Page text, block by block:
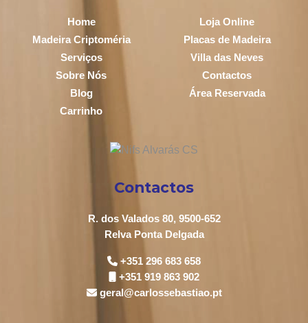
Home
Loja Online
Madeira Criptoméria
Placas de Madeira
Serviços
Villa das Neves
Sobre Nós
Contactos
Blog
Área Reservada
Carrinho
Contactos
R. dos Valados 80, 9500-652
Relva Ponta Delgada
+351 296 683 658
+351 919 863 902
geral@carlossebastiao.pt